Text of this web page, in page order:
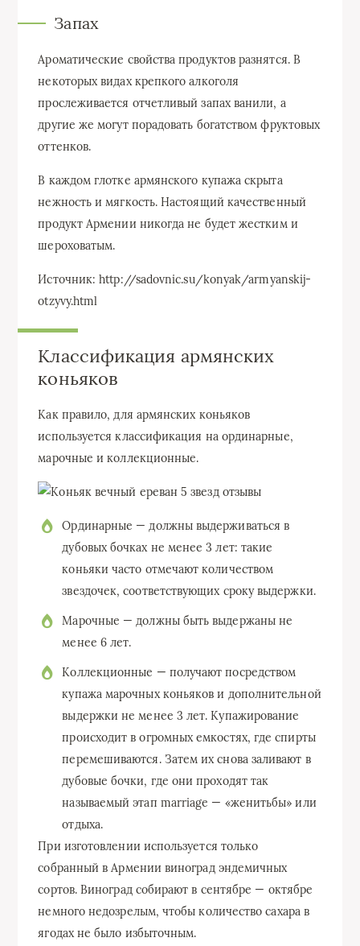
Запах
Ароматические свойства продуктов разнятся. В
некоторых видах крепкого алкоголя
прослеживается отчетливый запах ванили, а
другие же могут порадовать богатством фруктовых
оттенков.
В каждом глотке армянского купажа скрыта
нежность и мягкость. Настоящий качественный
продукт Армении никогда не будет жестким и
шероховатым.
Источник: http://sadovnic.su/konyak/armyanskij-
otzyvy.html
Классификация армянских
коньяков
Как правило, для армянских коньяков
используется классификация на ординарные,
марочные и коллекционные.
Ординарные — должны выдерживаться в
дубовых бочках не менее 3 лет: такие
коньяки часто отмечают количеством
звездочек, соответствующих сроку выдержки.
Марочные — должны быть выдержаны не
менее 6 лет.
Коллекционные — получают посредством
купажа марочных коньяков и дополнительной
выдержки не менее 3 лет. Купажирование
происходит в огромных емкостях, где спирты
перемешиваются. Затем их снова заливают в
дубовые бочки, где они проходят так
называемый этап marriage — «женитьбы» или
отдыха.
При изготовлении используется только
собранный в Армении виноград эндемичных
сортов. Виноград собирают в сентябре — октябре
немного недозрелым, чтобы количество сахара в
ягодах не было избыточным.